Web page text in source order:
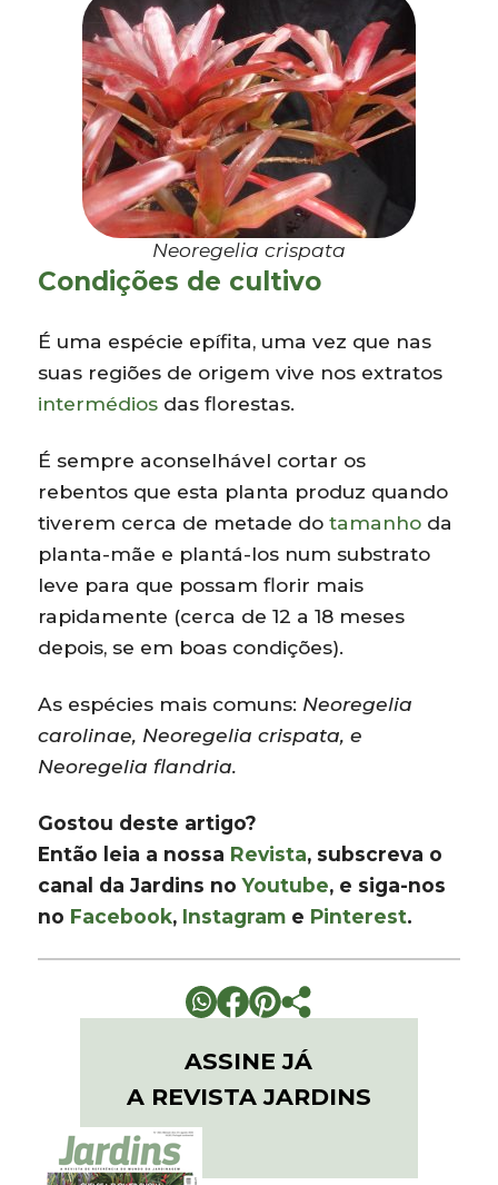
Neoregelia crispata
Condições de cultivo
É uma espécie epífita, uma vez que nas
suas regiões de origem vive nos extratos
intermédios das florestas.
É sempre aconselhável cortar os
rebentos que esta planta produz quando
tiverem cerca de metade dotamanho da
planta-mãe e plantá-los num substrato
leve para que possam florir mais
rapidamente (cerca de 12 a 18 meses
depois, se em boas condições).
As espécies mais comuns: Neoregelia
carolinae, Neoregelia crispata, e
Neoregelia flandria.
Gostou deste artigo?
Então leia a nossa Revista, subscreva o
canal da Jardins noYoutube, e siga-nos
no Facebook, Instagram e Pinterest.
ASSINE JÁ
A REVISTA JARDINS